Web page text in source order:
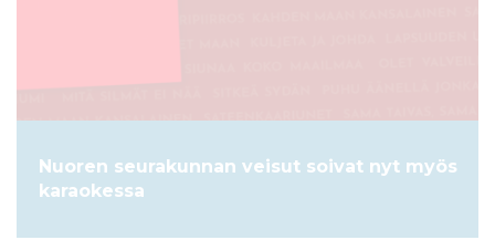
Nuoren seurakunnan veisut soivat nyt myös
karaokessa